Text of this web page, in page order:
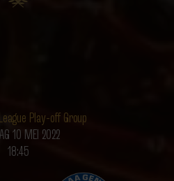
Play-off Group
10 MEI 2022
18:45